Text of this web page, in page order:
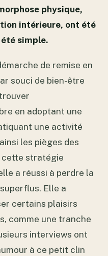
physique,
intérieure, ont été
été simple.
de remise en
souci de bien-être
en adoptant une
une activité
les pièges des
cette stratégie
a réussi à perdre la
Elle a
certains plaisirs
comme une tranche
interviews ont
à ce petit clin